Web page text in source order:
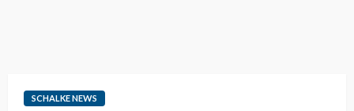
SCHALKE NEWS